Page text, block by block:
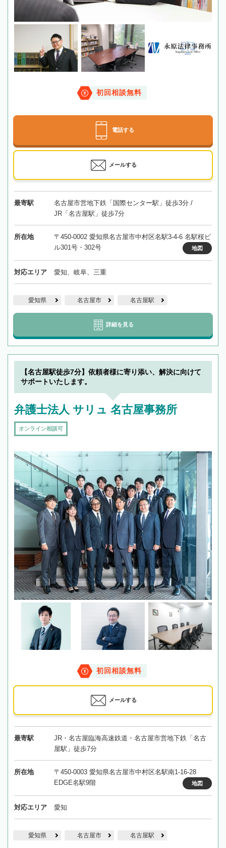
初回相談無料
電話する
メールする
最寄駅
名古屋市営地下鉄「国際センター駅」徒歩3分 /
JR「名古屋駅」徒歩7分
所在地
〒450-0002 愛知県名古屋市中村区名駅3-4-6 名駅桜ビ
ル301号・302号
地図
対応エリア 愛知、岐阜、三重
愛知県 名古屋市 名古屋駅
詳細を見る
【名古屋駅徒歩7分】依頼者様に寄り添い、解決に向けて
サポートいたします。
弁護士法人 サリュ 名古屋事務所
オンライン相談可
初回相談無料
メールする
最寄駅
JR・名古屋臨海高速鉄道・名古屋市営地下鉄「名古
屋駅」徒歩7分
所在地
〒450-0003 愛知県名古屋市中村区名駅南1-16-28
EDGE名駅9階
地図
対応エリア 愛知
愛知県 名古屋市 名古屋駅